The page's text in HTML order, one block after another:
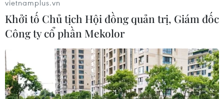
CƠ QUAN CHỦ QUẢN: THÔNG TẤN XÃ VIỆT NAM
Tổng Biên tập: TRẦN TIẾN DUẨN
Phó Tổng Biên tập: NGUYỄN THỊ TÁM, KHÚC THANH
Sở hữu trí tuệ
Quy định sử dụng
vietnamplus.vn
Khởi tố Chủ tịch Hội đồng quản trị, Giám đốc
Công ty cổ phần Mekolor